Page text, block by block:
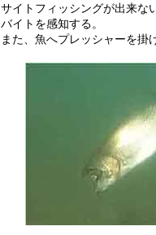
サイトフィッシングが出来な
バイトを感知する。
また、魚へプレッシャーを掛